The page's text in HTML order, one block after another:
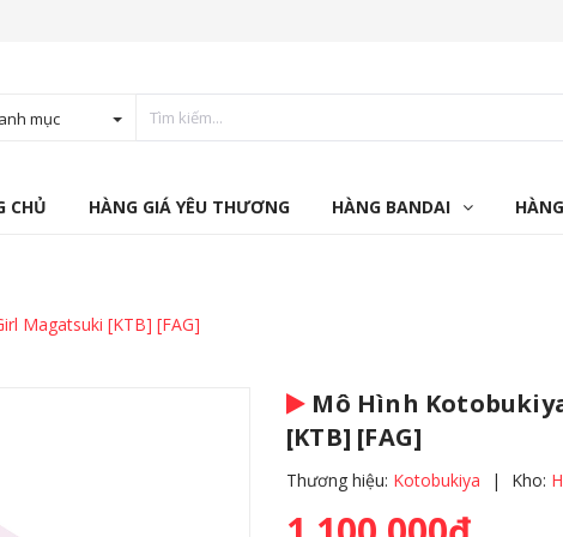
mục
CHỦ HÀNG GIÁ YÊU THƯƠNG HÀNG BANDAI
Magatsuki [KTB] [FAG]
Mô Hình
[KTB] [FAG]
Thương hiệu: Kotobukiya | Kho: